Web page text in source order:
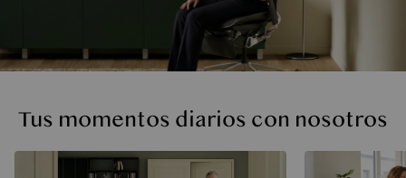
Tus momentos diarios con nosotros